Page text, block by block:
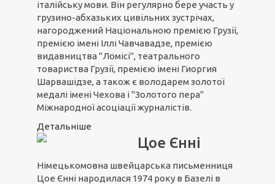
італійську мови. Він регулярно бере участь у
грузино-абхазьких цивільних зустрічах,
нагороджений Національною премією Грузії,
премією імені Іллі Чавчавадзе, премією
видавництва "Ломісі", театрального
товариства Грузії, премією імені Гиоргия
Шарвашідзе, а також є володарем золотої
медалі імені Чехова і "Золотого пера"
Міжнародної асоціації журналістів.
Детальніше
Цое Єнні
Німецькомовна швейцарська письменниця
Цое Єнні народилася 1974 року в Базелі в